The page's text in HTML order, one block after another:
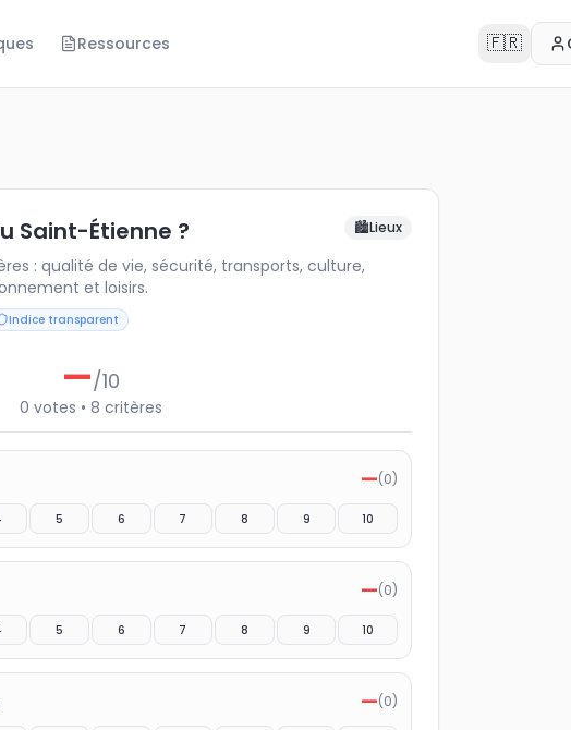
Ressources 🇫🇷
?
: qualité de vie, sécurité, transports, culture, économie,
Saint-Étienne ? 🏙️Lieux
: qualité de vie, sécurité, transports, culture,
et loisirs.
Indice transparent
—/10
0 votes • 8 critères
—(0)
5 6 7 8 9 10
—(0)
5 6 7 8 9 10
—(0)